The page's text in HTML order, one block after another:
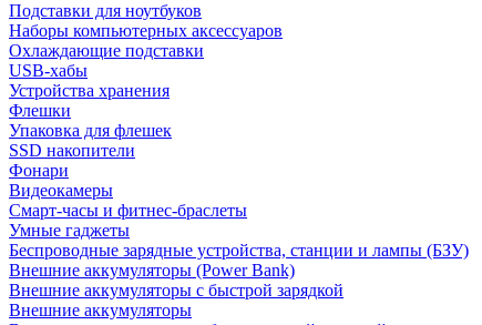
Подставки для ноутбуков
Наборы компьютерных аксессуаров
Охлаждающие подставки
USB-хабы
Устройства хранения
Флешки
Упаковка для флешек
SSD накопители
Фонари
Видеокамеры
Смарт-часы и фитнес-браслеты
Умные гаджеты
Беспроводные зарядные устройства, станции и лампы (БЗУ)
Внешние аккумуляторы (Power Bank)
Внешние аккумуляторы с быстрой зарядкой
Внешние аккумуляторы